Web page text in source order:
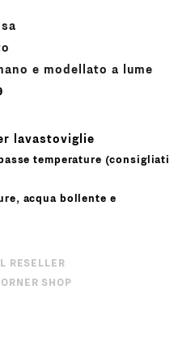
e modellato a lume
lavastoviglie
temperature (consigliati
acqua bollente e
RESELLER
SHOP